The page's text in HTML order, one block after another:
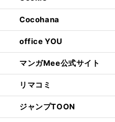
Cocohana
office YOU
マンガMee公式サイト
リマコミ
ジャンプTOON